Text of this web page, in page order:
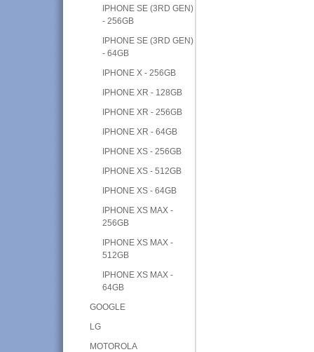
IPHONE SE (3RD GEN)
- 256GB
IPHONE SE (3RD GEN)
- 64GB
IPHONE X - 256GB
IPHONE XR - 128GB
IPHONE XR - 256GB
IPHONE XR - 64GB
IPHONE XS - 256GB
IPHONE XS - 512GB
IPHONE XS - 64GB
IPHONE XS MAX -
256GB
IPHONE XS MAX -
512GB
IPHONE XS MAX -
64GB
GOOGLE
LG
MOTOROLA